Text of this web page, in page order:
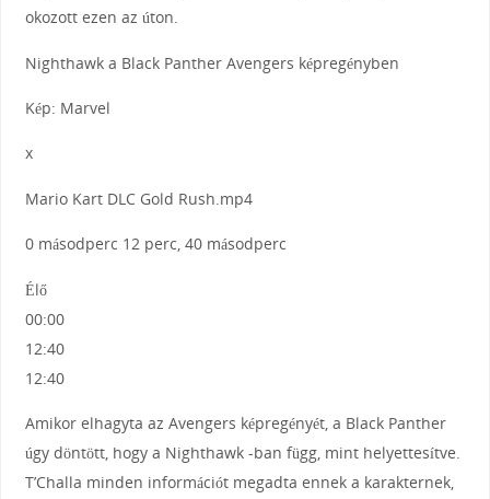
okozott ezen az úton.
Nighthawk a Black Panther Avengers képregényben
Kép: Marvel
x
Mario Kart DLC Gold Rush.mp4
0 másodperc 12 perc, 40 másodperc
Élő
00:00
12:40
12:40
Amikor elhagyta az Avengers képregényét, a Black Panther
úgy döntött, hogy a Nighthawk -ban függ, mint helyettesítve.
T’Challa minden információt megadta ennek a karakternek,